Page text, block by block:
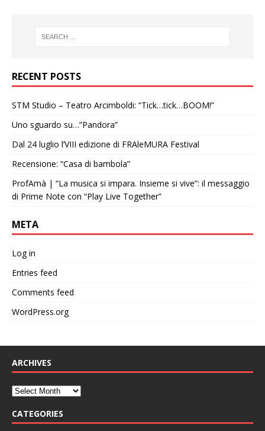
RECENT POSTS
STM Studio – Teatro Arcimboldi: “Tick…tick…BOOM!”
Uno sguardo su…”Pandora”
Dal 24 luglio l’VIII edizione di FRAleMURA Festival
Recensione: “Casa di bambola”
ProfAmà | “La musica si impara. Insieme si vive”: il messaggio
di Prime Note con “Play Live Together”
META
Log in
Entries feed
Comments feed
WordPress.org
ARCHIVES
CATEGORIES